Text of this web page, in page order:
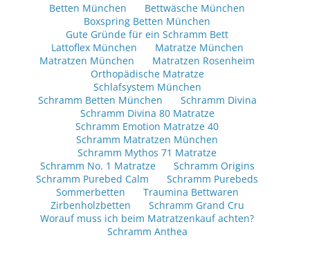
Betten München
Bettwäsche München
Boxspring Betten München
Gute Gründe für ein Schramm Bett
Lattoflex München
Matratze München
Matratzen München
Matratzen Rosenheim
Orthopädische Matratze
Schlafsystem München
Schramm Betten München
Schramm Divina
Schramm Divina 80 Matratze
Schramm Emotion Matratze 40
Schramm Matratzen München
Schramm Mythos 71 Matratze
Schramm No. 1 Matratze
Schramm Origins
Schramm Purebed Calm
Schramm Purebeds
Sommerbetten
Traumina Bettwaren
Zirbenholzbetten
Schramm Grand Cru
Worauf muss ich beim Matratzenkauf achten?
Schramm Anthea